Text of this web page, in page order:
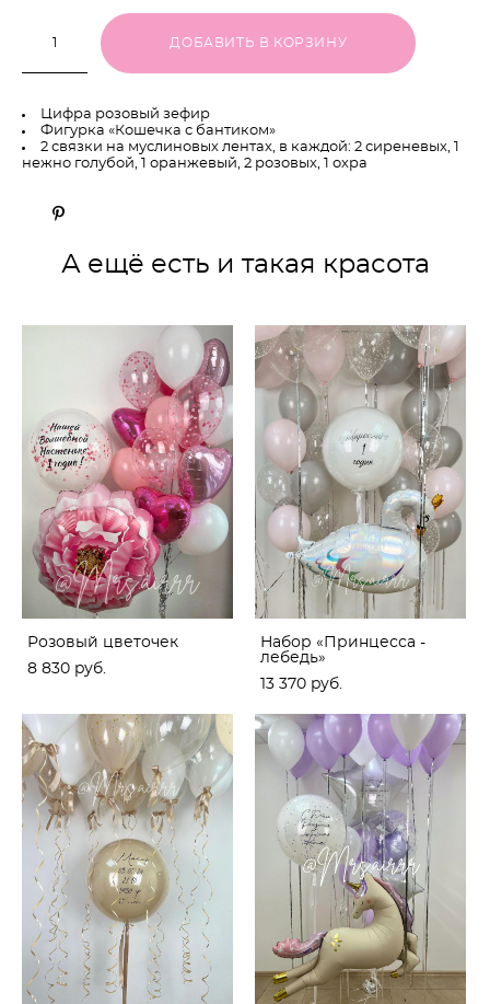
ДОБАВИТЬ В КОРЗИНУ
Цифра розовый зефир
Фигурка «Кошечка с бантиком»
2 связки на муслиновых лентах, в каждой: 2 сиреневых, 1
нежно голубой, 1 оранжевый, 2 розовых, 1 охра
А ещё есть и такая красота
Розовый цветочек
8 830 pуб.
Набор «Принцесса -
лебедь»
13 370 pуб.